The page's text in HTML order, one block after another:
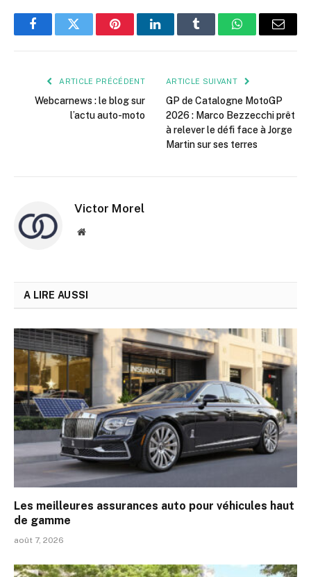
FacebookTwitter PinterestLinkedInTumblr WhatsApp
E-
ARTICLE PRÉCÉDENT
Webcarnews : le blog sur
l’actu auto-moto
ARTICLE SUIVANT
GP de Catalogne MotoGP
2026 : Marco Bezzecchi prêt
à relever le défi face à Jorge
Martin sur ses terres
Victor Morel
Site
A LIRE AUSSI
Les meilleures assurances auto pour véhicules haut
de gamme
août 7, 2026